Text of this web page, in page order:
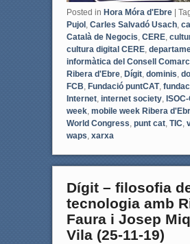
Posted in Hora Móra d'Ebre
Pujol , Carles Salvadó Usach,
Català de Negocis, CERE,
cultura digital CERE,
informàtica del Consell
Ribera d'Ebre, Dígit, dominis,
FCB, Fundació puntCAT,
Internet, internet society,
week, mobile week Ribera
World Congress, punt cat, TIC,
waps, xarxa
Dígit – filosofia
tecnologia amb
Faura i Josep
Vila (25-11-19)